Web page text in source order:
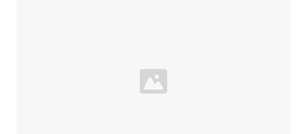
Loading...